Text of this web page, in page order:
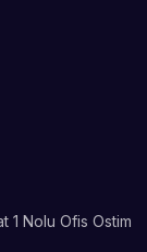
1 Nolu Ofis Ostim